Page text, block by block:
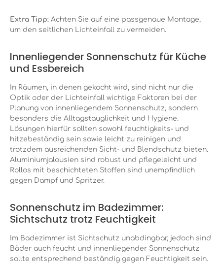
Extra Tipp: Achten Sie auf eine passgenaue Montage,
um den seitlichen Lichteinfall zu vermeiden.
Innenliegender Sonnenschutz für Küche
und Essbereich
In Räumen, in denen gekocht wird, sind nicht nur die
Optik oder der Lichteinfall wichtige Faktoren bei der
Planung von innenliegendem Sonnenschutz, sondern
besonders die Alltagstauglichkeit und Hygiene.
Lösungen hierfür sollten sowohl feuchtigkeits- und
hitzebeständig sein sowie leicht zu reinigen und
trotzdem ausreichenden Sicht- und Blendschutz bieten.
Aluminiumjalousien sind robust und pflegeleicht und
Rollos mit beschichteten Stoffen sind unempfindlich
gegen Dampf und Spritzer.
Sonnenschutz im Badezimmer:
Sichtschutz trotz Feuchtigkeit
Im Badezimmer ist Sichtschutz unabdingbar, jedoch sind
Bäder auch feucht und innenliegender Sonnenschutz
sollte entsprechend beständig gegen Feuchtigkeit sein.